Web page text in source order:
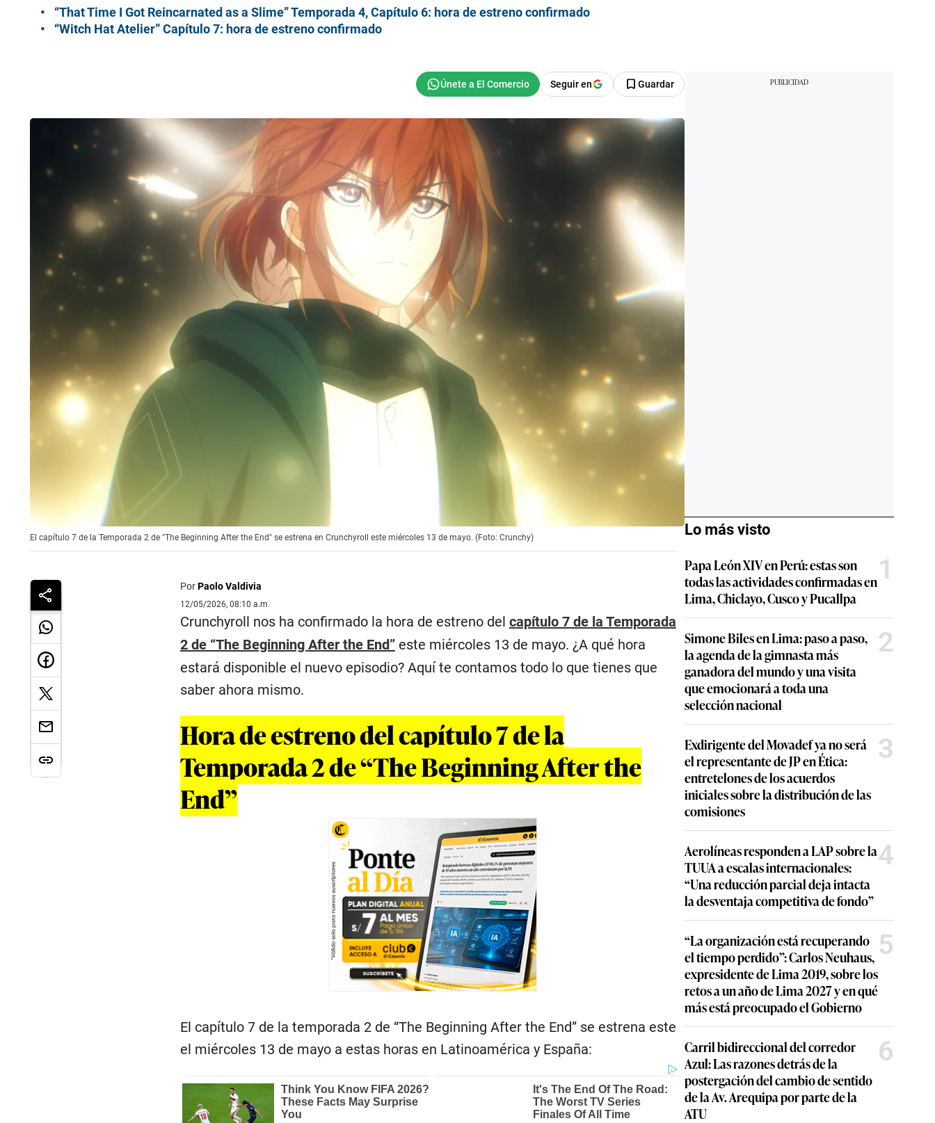
“That Time I Got Reincarnated as a Slime” Temporada 4, Capítulo 6: hora de estreno confirmado
“Witch Hat Atelier” Capítulo 7: hora de estreno confirmado
Seguir en Guardar
El capítulo 7 de la Temporada 2 de "The Beginning After the End" se estrena en Crunchyroll este miércoles 13 de mayo. (Foto: Crunchy)
PorPaolo Valdivia
12/05/2026, 08:10 a.m.
Crunchyroll nos ha confirmado la hora de estreno del capítulo 7 de la Temporada
2 de “The Beginning After the End”este miércoles 13 de mayo. ¿A qué hora
estará disponible el nuevo episodio? Aquí te contamos todo lo que tienes que
saber ahora mismo.
Hora de estreno del capítulo 7 de la
Temporada 2 de “The Beginning After the
End”
El capítulo 7 de la temporada 2 de “The Beginning After the End” se estrena este
el miércoles 13 de mayo a estas horas en Latinoamérica y España:
Lo más visto
Papa León XIV en Perú: estas son
todas las actividades confirmadas en
Lima, Chiclayo, Cusco y Pucallpa
1
Simone Biles en Lima: paso a paso,
la agenda de la gimnasta más
ganadora del mundo y una visita
que emocionará a toda una
selección nacional
2
Exdirigente del Movadef ya no será
el representante de JP en Ética:
entretelones de los acuerdos
iniciales sobre la distribución de las
comisiones
3
Aerolíneas responden a LAP sobre la
TUUA a escalas internacionales:
“Una reducción parcial deja intacta
la desventaja competitiva de fondo”
4
“La organización está recuperando
el tiempo perdido”: Carlos Neuhaus,
expresidente de Lima 2019, sobre los
retos a un año de Lima 2027 y en qué
más está preocupado el Gobierno
5
Carril bidireccional del corredor
Azul: Las razones detrás de la
postergación del cambio de sentido
de la Av. Arequipa por parte de la
ATU
6